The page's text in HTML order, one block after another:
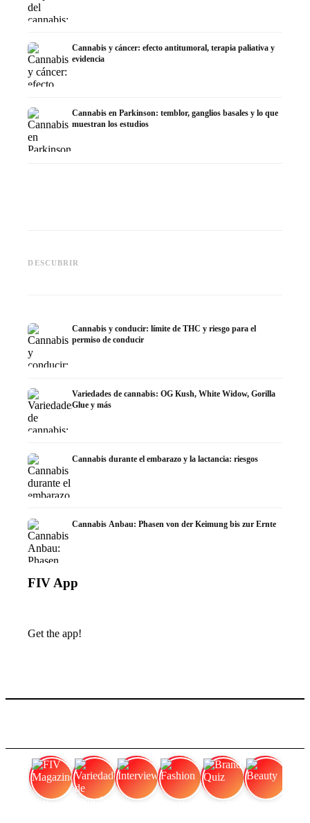
Cannabis y cáncer: efecto antitumoral, terapia paliativa y
evidencia
Cannabis en Parkinson: temblor, ganglios basales y lo que
muestran los estudios
DESCUBRIR
muestran los estudios
Cannabis y conducir: límite de THC y riesgo para el
permiso de conducir
Variedades de cannabis: OG Kush, White Widow, Gorilla
Glue y más
Cannabis durante el embarazo y la lactancia: riesgos
Cannabis Anbau: Phasen von der Keimung bis zur Ernte
FIV App
Get the app!